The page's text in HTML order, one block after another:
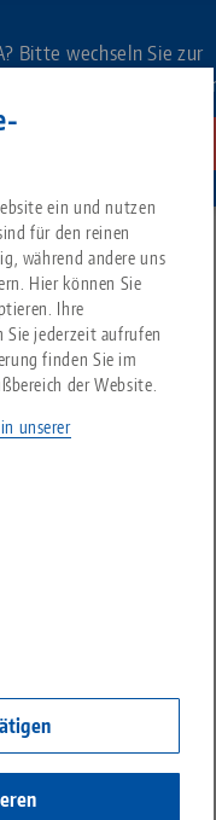
ein und nutzen
für den reinen
während andere uns
Hier können Sie
Ihre
Sie jederzeit aufrufen
finden Sie im
der Website.
unserer
Bitte wechseln Sie zur
Inhalt zu
aus einer Hand
Suche nach
Suche nach
LANG
anfordern
finden.